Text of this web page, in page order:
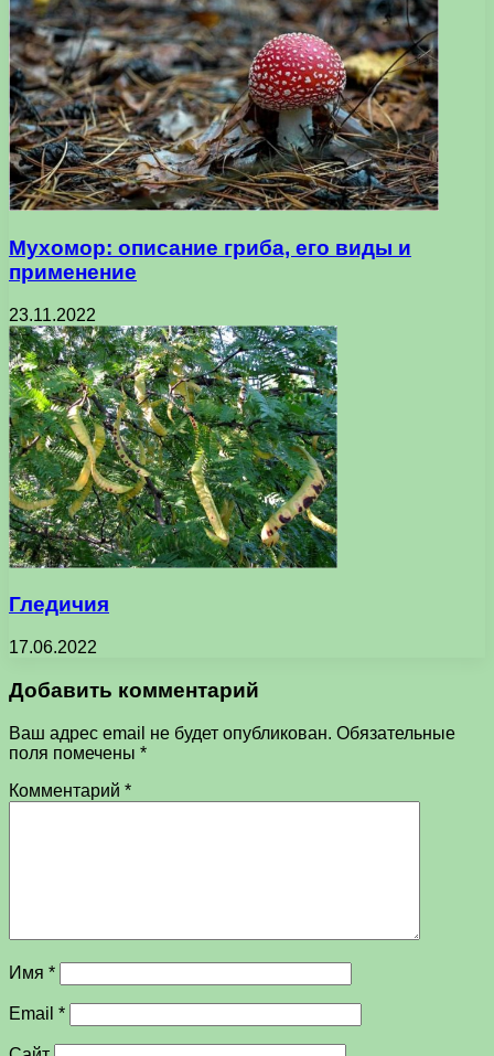
Мухомор: описание гриба, его виды и
применение
23.11.2022
Гледичия
17.06.2022
Добавить комментарий
Ваш адрес email не будет опубликован. Обязательные
поля помечены *
Комментарий *
Имя *
Email *